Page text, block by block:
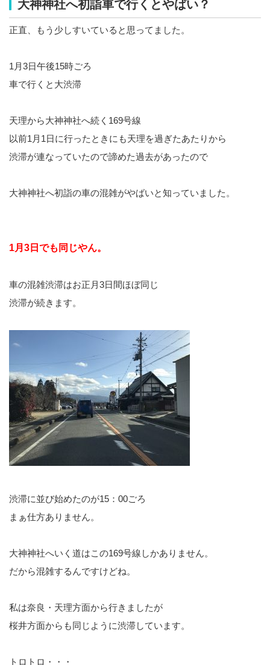
大神神社へ初詣車で行くとやばい？
正直、もう少しすいていると思ってました。
1月3日午後15時ごろ
車で行くと大渋滞
天理から大神神社へ続く169号線
以前1月1日に行ったときにも天理を過ぎたあたりから
渋滞が連なっていたので諦めた過去があったので
大神神社へ初詣の車の混雑がやばいと知っていました。
1月3日でも同じやん。
車の混雑渋滞はお正月3日間ほぼ同じ
渋滞が続きます。
渋滞に並び始めたのが15：00ごろ
まぁ仕方ありません。
大神神社へいく道はこの169号線しかありません。
だから混雑するんですけどね。
私は奈良・天理方面から行きましたが
桜井方面からも同じように渋滞しています。
トロトロ・・・